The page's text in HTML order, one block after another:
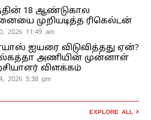
18 ஆண்டுகால
முறியடித்த ரிகெல்டன்
2026 11:49 am
ஐயரை விடுவித்தது ஏன்?
அணியின் முன்னாள்
விளக்கம்
2026 5:38 pm
EXPLORE ALL